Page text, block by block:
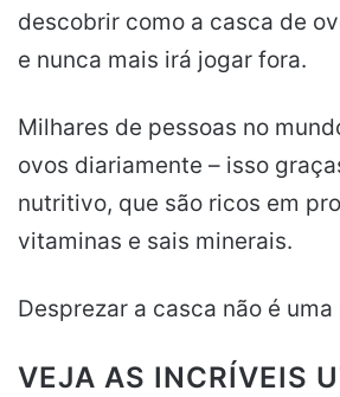
descobrir como a casca de
e nunca mais irá jogar fora.
Milhares de pessoas no
ovos diariamente – isso
nutritivo, que são ricos em
vitaminas e sais minerais.
Desprezar a casca não é
VEJA AS INCRÍVEIS